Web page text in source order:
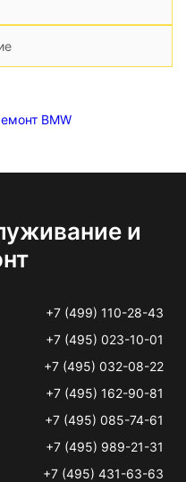
BMW
и
+7 (499) 110-28-43
+7 (495) 023-10-01
+7 (495) 032-08-22
+7 (495) 162-90-81
+7 (495) 085-74-61
+7 (495) 989-21-31
+7 (495) 431-63-63